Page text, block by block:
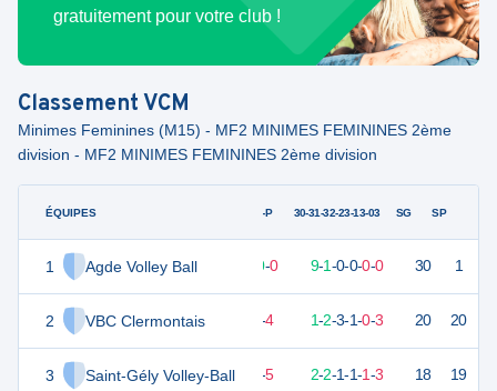
gratuitement pour votre club !
Classement VCM
Minimes Feminines (M15) - MF2 MINIMES FEMININES 2ème
division - MF2 MINIMES FEMININES 2ème division
ÉQUIPES
1 Agde Volley Ball
2 VBC Clermontais
3 Saint-Gély Volley-Ball
G-P 30-31-32-23-13-03 SG SP
30 10-0 9-1-0-0-0-0 30 1
16 -4 1-2-3-1-0-3 20 20
15 10 -5 2-2-1-1-1-3 18 19